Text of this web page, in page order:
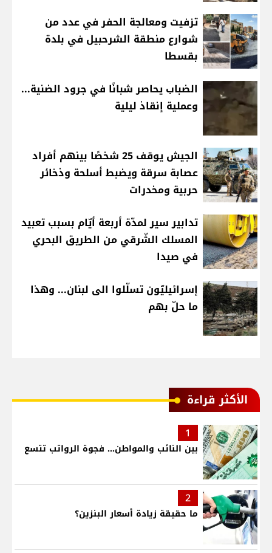
تزفيت ومعالجة الحفر في عدد من
شوارع منطقة الشرحبيل في بلدة
بقسطا
الضباب يحاصر شبانًا في جرود الضنية...
وعملية إنقاذ ليلية
الجيش يوقف 25 شخصًا بينهم أفراد
عصابة سرقة ويضبط أسلحة وذخائر
حربية ومخدرات
تدابير سير لمدّة أربعة أيّام بسبب تعبيد
المسلك الشّرقي من الطريق البحري
في صيدا
إسرائيليّون تسلّلوا الى لبنان... وهذا
ما حلّ بهم
الأكثر قراءة
1
بين النائب والمواطن... فجوة الرواتب تتسع
2
ما حقيقة زيادة أسعار البنزين؟